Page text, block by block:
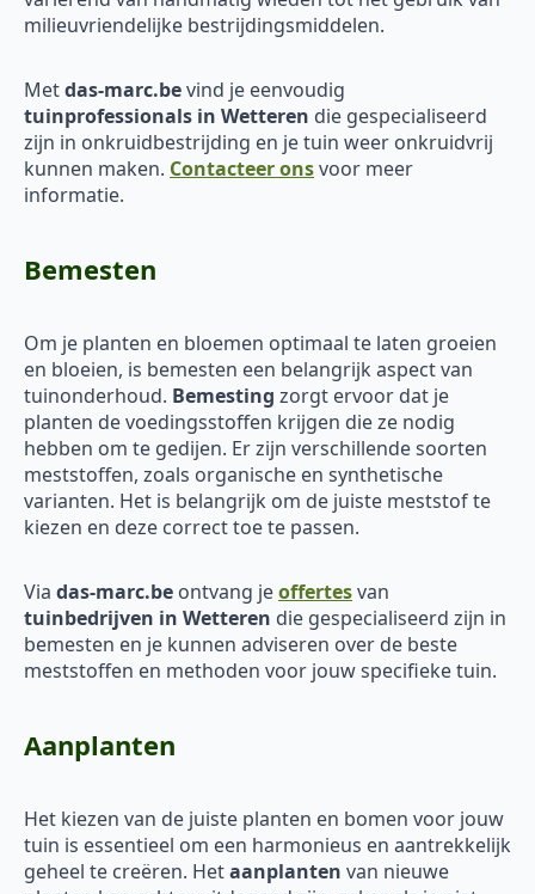
milieuvriendelijke bestrijdingsmiddelen.
Metdas-marc.bevind je eenvoudig
tuinprofessionals in Wetteren die gespecialiseerd
zijn in onkruidbestrijding en je tuin weer onkruidvrij
kunnen maken. Contacteer onsvoor meer
informatie.
Bemesten
Om je planten en bloemen optimaal te laten groeien
en bloeien, is bemesten een belangrijk aspect van
tuinonderhoud. Bemesting zorgt ervoor dat je
planten de voedingsstoffen krijgen die ze nodig
hebben om te gedijen. Er zijn verschillende soorten
meststoffen, zoals organische en synthetische
varianten. Het is belangrijk om de juiste meststof te
kiezen en deze correct toe te passen.
Via das-marc.be ontvang jeoffertesvan
tuinbedrijven in Wetteren die gespecialiseerd zijn in
bemesten en je kunnen adviseren over de beste
meststoffen en methoden voor jouw specifieke tuin.
Aanplanten
Het kiezen van de juiste planten en bomen voor jouw
tuin is essentieel om een harmonieus en aantrekkelijk
geheel te creëren. Hetaanplanten van nieuwe